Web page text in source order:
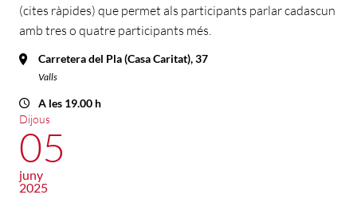
(cites ràpides) que permet als participants parlar cadascun
amb tres o quatre participants més.
Carretera del Pla (Casa Caritat), 37
Valls
A les 19.00 h
Dijous
05
juny
2025